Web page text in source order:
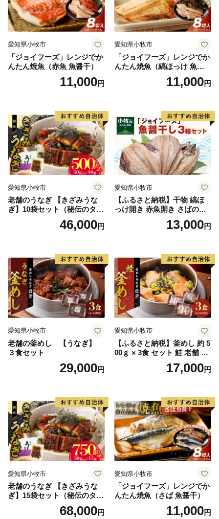
スマートフォンアプリ「IAM（アイアム）」を利用
し、マイナンバーカードをかざすだけで、紙の提出や切
2. ご自身でダウンロードして郵送する
「ふるまど」等のサイトより申請書をダウンロード・
の郵送を希望される場合は、お手数ですが「受領証明書
（はがき）」が届き次第、記載されている案内窓口まで
お申し付けください。
愛知県小牧市
「ジョイフーズ」レンジでか
んたん焼魚（赤魚 魚醤干）
11,000円
愛知県小牧市
「ジョイフーズ」レンジでか
んたん焼魚（縞ほっけ 魚醤
11,000円
愛知県小牧市
老舗のうなぎ 【きざみうな
ぎ】10袋セット（秘伝のタレ
46,000円
愛知県小牧市
【ふるさと納税】干物 縞ほ
っけ開き 赤魚開き さばの開
き 魚醤干し 3種 セット 詰め
合わせ 魚 おかず 肉厚 おいし
取り寄せグルメ 魚醤 ナンプ
ラー 愛知県 小牧市 冷凍 送料
無料
13,000円
愛知県小牧市
老舗の釜めし 【うなぎ】
３食セット
29,000円
愛知県小牧市
【ふるさと納税】釜めし 約 5
00ｇ × 3食 セット 鮭 老舗 急
速冷凍 レンチン 時短 簡単調
理 食品 加工品 海鮮 手作り
り寄せグルメ 愛知県 小牧市
送料無料
17,000円
愛知県小牧市
老舗のうなぎ 【きざみうな
ぎ】15袋セット（秘伝のタレ
68,000円
愛知県小牧市
「ジョイフーズ」レンジでか
んたん焼魚（さば 魚醤干）
11,000円